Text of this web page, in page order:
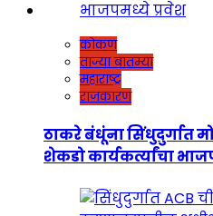
कोकण
ताज्या बातम्या
महाराष्ट्र
राजकारण
ठाकरे बंधूंना सिंधुदुर्गात
शेकडो कार्यकर्त्यांचा